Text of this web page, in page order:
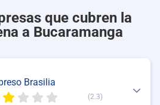
que cubren la
a Bucaramanga
Brasilia
(2.3)